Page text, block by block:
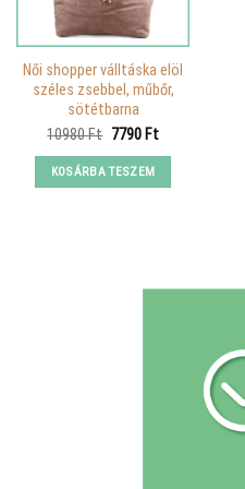
Női shopper válltáska elöl
széles zsebbel, műbőr,
sötétbarna
10980Ft Original
was:
10980 Ft.
7790 FtCurrent
KOSÁRBA TESZEM